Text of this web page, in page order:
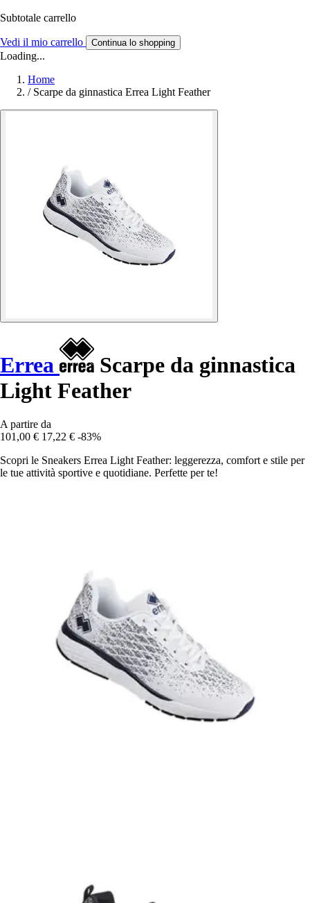
Subtotale carrello
Vedi il mio carrello Continua lo shopping
Loading...
Home
/ Scarpe da ginnastica Errea Light Feather
Errea
Scarpe da ginnastica
Light Feather
A partire da
101,00 € 17,22 € -83%
Scopri le Sneakers Errea Light Feather: leggerezza, comfort e stile per
le tue attività sportive e quotidiane. Perfette per te!